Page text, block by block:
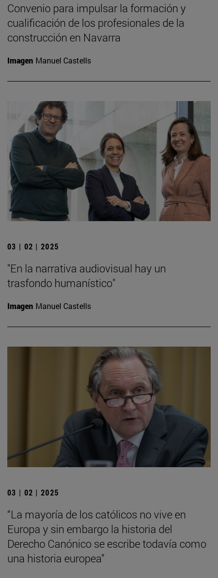
Convenio para impulsar la formación y
cualificación de los profesionales de la
construcción en Navarra
Imagen Manuel Castells
03 | 02 | 2025
"En la narrativa audiovisual hay un
trasfondo humanístico"
Imagen Manuel Castells
03 | 02 | 2025
“La mayoría de los católicos no vive en
Europa y sin embargo la historia del
Derecho Canónico se escribe todavía como
una historia europea”